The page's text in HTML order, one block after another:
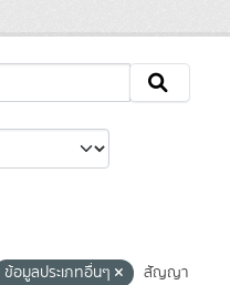
ข้อมูลประเภทอื่นๆ
สัญญา